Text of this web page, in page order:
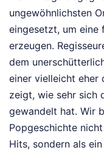
ungewöhnlichsten
eingesetzt, um eine
erzeugen.
dem
einer vielleicht eher
zeigt, wie sehr sich
gewandelt hat. Wir
Popgeschichte
Hits, sondern als